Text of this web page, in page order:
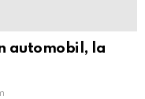
automobil, la